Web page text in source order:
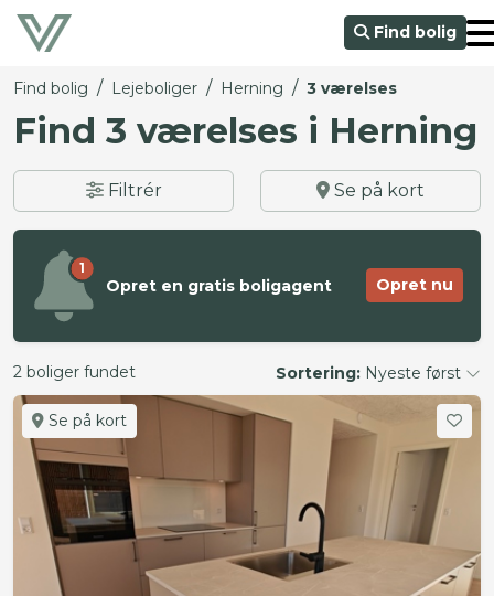
Find bolig
Find bolig / Lejeboliger / Herning / 3 værelses
Find 3 værelses i Herning
Filtrér Se på kort
1
Opret en gratis boligagent Opret nu
2 boliger fundet Sortering: Nyeste først
Se på kort